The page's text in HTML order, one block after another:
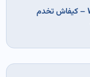
Wallet Payments Explained – كيفاش تخدم